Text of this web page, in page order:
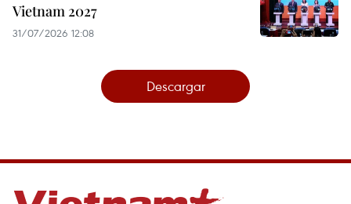
Vietnam 2027
31/07/2026 12:08
Descargar